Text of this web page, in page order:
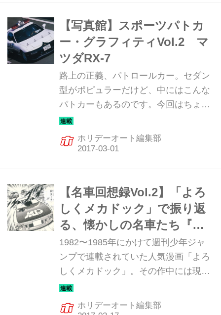
【写真館】スポーツパトカ
ー・グラフィティVol.2 マ
ツダRX-7
路上の正義、パトロールカー。セダン
型がポピュラーだけど、中にはこんな
パトカーもあるのです。今回はちょっ
と古め(?)、20世紀末に各地の高速隊に
納入された「マツダRX-7」のご紹介！
ホリデーオート編集部
【名車回想録Vol.2】「よろ
しくメカドック」で振り返
る、懐かしの名車たち『サ
バンナRX-7』
1982〜1985年にかけて週刊少年ジャ
ンプで連載されていた人気漫画「よろ
しくメカドック」。その作中には現代
では名車と呼ぶにふさわしいモデルが
多数登場する。今回はその中から、マ
ホリデーオート編集部